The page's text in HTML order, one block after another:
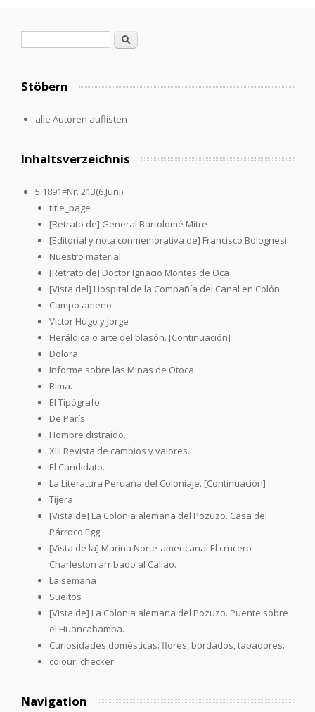
Search
Stöbern
alle Autoren auflisten
Inhaltsverzeichnis
5.1891=Nr. 213(6.Juni)
title_page
[Retrato de] General Bartolomé Mitre
[Editorial y nota conmemorativa de] Francisco Bolognesi.
Nuestro material
[Retrato de] Doctor Ignacio Montes de Oca
[Vista del] Hospital de la Compañía del Canal en Colón.
Campo ameno
Victor Hugo y Jorge
Heráldica o arte del blasón. [Continuación]
Dolora.
Informe sobre las Minas de Otoca.
Rima.
El Tipógrafo.
De París.
Hombre distraído.
XIII Revista de cambios y valores.
El Candidato.
La Literatura Peruana del Coloniaje. [Continuación]
Tijera
[Vista de] La Colonia alemana del Pozuzo. Casa del
Párroco Egg.
[Vista de la] Marina Norte-americana. El crucero
Charleston arribado al Callao.
La semana
Sueltos
[Vista de] La Colonia alemana del Pozuzo. Puente sobre
el Huancabamba.
Curiosidades domésticas: flores, bordados, tapadores.
colour_checker
Navigation